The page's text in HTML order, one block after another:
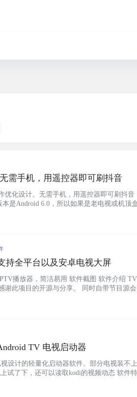
需手机，用遥控器即可刷抖音
优化设计。无需手机，用遥控器即可刷抖音
是Android 6.0，所以如果是老电视或机顶
持全平台以及安卓电视大屏
播放器，简洁易用 软件截图 软件介绍
谢此项目的开源与分享。 同时自带节目源
TV 电视启动器
设计的轻量化启动器软件。部分电视装不
试了下，还可以读取kodi的视频动态 软件